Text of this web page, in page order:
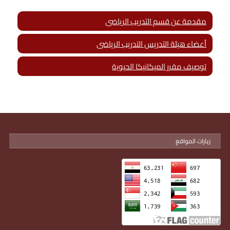
مقدمة عن قسم التدريب الرياضى
أعضاء هيئة التدريس التدريب الرياضى
توصيف مقرر الميكانيكا الحيوية
زيارات المواقع